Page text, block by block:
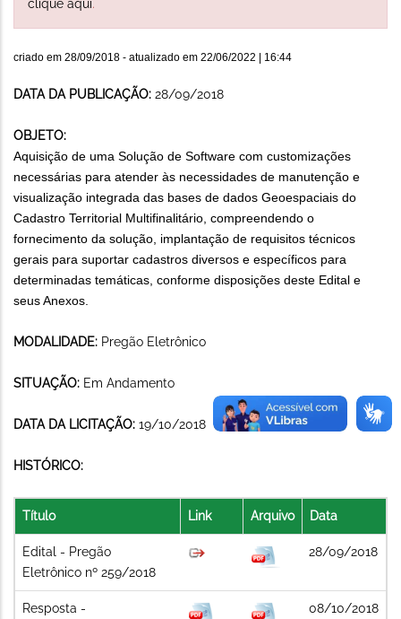
clique aqui.
criado em 28/09/2018 - atualizado em 22/06/2022 | 16:44
DATA DA PUBLICAÇÃO: 28/09/2018
OBJETO:
Aquisição de uma Solução de Software com customizações
necessárias para atender às necessidades de manutenção e
visualização integrada das bases de dados Geoespaciais do
Cadastro Territorial Multifinalitário, compreendendo o
fornecimento da solução, implantação de requisitos técnicos
gerais para suportar cadastros diversos e específicos para
determinadas temáticas, conforme disposições deste Edital e
seus Anexos.
MODALIDADE: Pregão Eletrônico
SITUAÇÃO: Em Andamento
DATA DA LICITAÇÃO: 19/10/2018
HISTÓRICO:
Título Link Arquivo Data
Edital - Pregão
Eletrônico nº 259/2018
28/09/2018
Resposta -
08/10/2018